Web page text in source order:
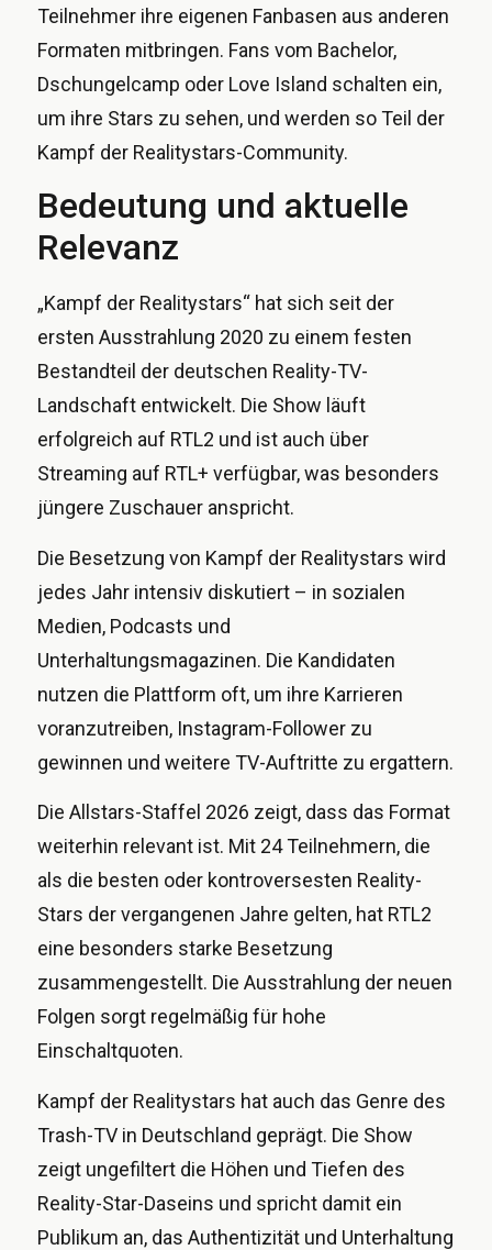
Teilnehmer ihre eigenen Fanbasen aus anderen
Formaten mitbringen. Fans vom Bachelor,
Dschungelcamp oder Love Island schalten ein,
um ihre Stars zu sehen, und werden so Teil der
Kampf der Realitystars-Community.
Bedeutung und aktuelle
Relevanz
„Kampf der Realitystars“ hat sich seit der
ersten Ausstrahlung 2020 zu einem festen
Bestandteil der deutschen Reality-TV-
Landschaft entwickelt. Die Show läuft
erfolgreich auf RTL2 und ist auch über
Streaming auf RTL+ verfügbar, was besonders
jüngere Zuschauer anspricht.
Die Besetzung von Kampf der Realitystars wird
jedes Jahr intensiv diskutiert – in sozialen
Medien, Podcasts und
Unterhaltungsmagazinen. Die Kandidaten
nutzen die Plattform oft, um ihre Karrieren
voranzutreiben, Instagram-Follower zu
gewinnen und weitere TV-Auftritte zu ergattern.
Die Allstars-Staffel 2026 zeigt, dass das Format
weiterhin relevant ist. Mit 24 Teilnehmern, die
als die besten oder kontroversesten Reality-
Stars der vergangenen Jahre gelten, hat RTL2
eine besonders starke Besetzung
zusammengestellt. Die Ausstrahlung der neuen
Folgen sorgt regelmäßig für hohe
Einschaltquoten.
Kampf der Realitystars hat auch das Genre des
Trash-TV in Deutschland geprägt. Die Show
zeigt ungefiltert die Höhen und Tiefen des
Reality-Star-Daseins und spricht damit ein
Publikum an, das Authentizität und Unterhaltung